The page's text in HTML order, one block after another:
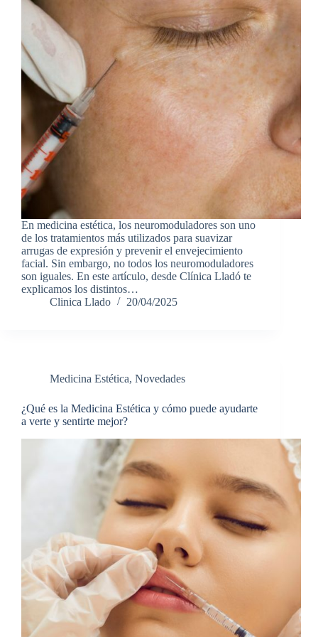
En medicina estética, los neuromoduladores son uno
de los tratamientos más utilizados para suavizar
arrugas de expresión y prevenir el envejecimiento
facial. Sin embargo, no todos los neuromoduladores
son iguales. En este artículo, desde Clínica Lladó te
explicamos los distintos…
Clinica Llado
20/04/2025
Medicina Estética, Novedades
¿Qué es la Medicina Estética y cómo puede ayudarte
a verte y sentirte mejor?